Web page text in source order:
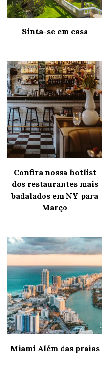
Sinta-se em casa
Confira nossa hotlist
dos restaurantes mais
badalados em NY para
Março
Miami Além das praias